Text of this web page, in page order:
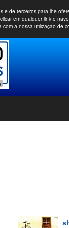
e de terceiros para lhe
em qualquer link e
com a nossa utilização de